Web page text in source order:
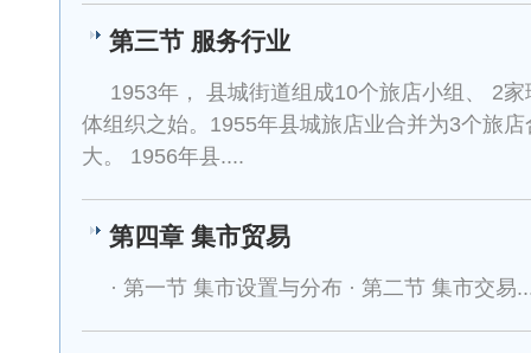
第三节 服务行业
1953年， 县城街道组成10个旅店小组、 2
体组织之始。1955年县城旅店业合并为3个旅
大。 1956年县....
第四章 集市贸易
· 第一节 集市设置与分布 · 第二节 集市交易